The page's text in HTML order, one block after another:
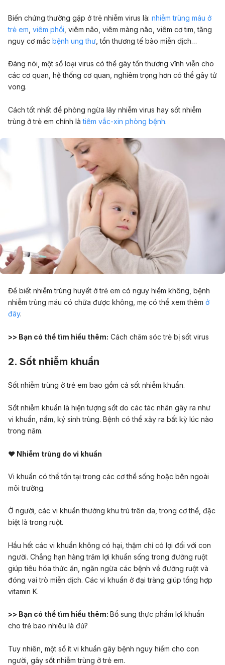
Biến chứng thường gặp ở trẻ nhiễm virus là: nhiễm trùng máu ở
trẻ em viêm phổi , viêm não, viêm màng não, viêm cơ tim, tăng
nguy cơ mắc bệnh ung thư , tổn thương tế bào miễn dịch…
Đáng nói, một số loại virus có thể gây tổn thương vĩnh viễn cho
các cơ quan, hệ thống cơ quan, nghiêm trọng hơn có thể gây tử
vong.
Cách tốt nhất để phòng ngừa lây nhiễm virus hay sốt nhiễm
trùng ở trẻ em chính làtiêm vắc-xin phòng bệnh.
Để biết nhiễm trùng huyết ở trẻ em có nguy hiểm không, bệnh
nhiễm trùng máu có chữa được không, mẹ có thể xem thêm ở
đây.
>> Bạn có thể tìm hiểu thêm: Cách chăm sóc trẻ bị sốt virus
2. Sốt nhiễm khuẩn
Sốt nhiễm trùng ở trẻ em bao gồm cả sốt nhiễm khuẩn.
Sốt nhiễm khuẩn là hiện tượng sốt do các tác nhân gây ra như
vi khuẩn, nấm, ký sinh trùng. Bệnh có thể xảy ra bất kỳ lúc nào
trong năm.
♥ Nhiễm trùng do vi khuẩn
Vi khuẩn có thể tồn tại trong các cơ thể sống hoặc bên ngoài
môi trường.
Ở người, các vi khuẩn thường khu trú trên da, trong cơ thể, đặc
biệt là trong ruột.
Hầu hết các vi khuẩn không có hại, thậm chí có lợi đối với con
người. Chẳng hạn hàng trăm lợi khuẩn sống trong đường ruột
giúp tiêu hóa thức ăn, ngăn ngừa các bệnh về đường ruột và
đóng vai trò miễn dịch. Các vi khuẩn ở đại tràng giúp tổng hợp
vitamin K.
>> Bạn có thể tìm hiểu thêm: Bổ sung thực phẩm lợi khuẩn
cho trẻ bao nhiêu là đủ?
Tuy nhiên, một số ít vi khuẩn gây bệnh nguy hiểm cho con
người, gây sốt nhiễm trùng ở trẻ em.